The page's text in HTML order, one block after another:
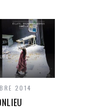
2014